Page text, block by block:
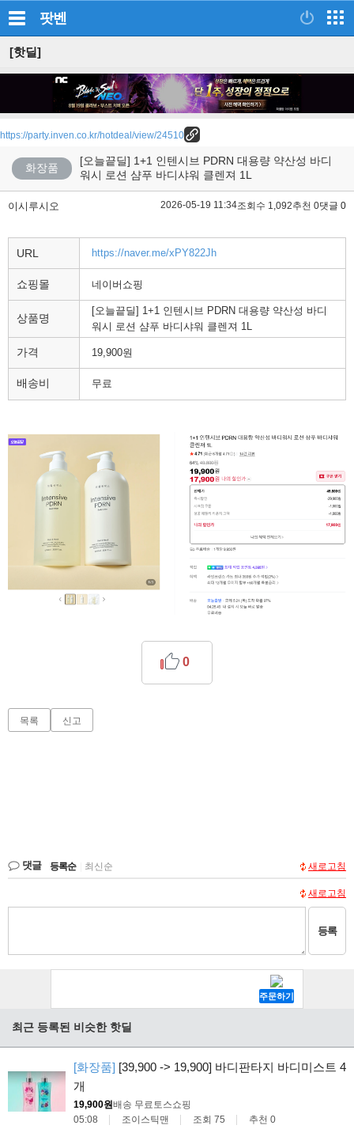
팟벤
[핫딜]
https://party.inven.co.kr/hotdeal/view/24510
화장품
[오늘끝딜] 1+1 인텐시브 PDRN 대용량 약산성 바디
워시 로션 샴푸 바디샤워 클렌져 1L
이시루시오 2026-05-19 11:34조회수 1,092추천 0댓글 0
URL https://naver.me/xPY822Jh
쇼핑몰 네이버쇼핑
상품명
[오늘끝딜] 1+1 인텐시브 PDRN 대용량 약산성 바디
워시 로션 샴푸 바디샤워 클렌져 1L
가격 19,900원
배송비 무료
0
목록 신고
댓글 등록순 최신순 새로고침
새로고침
등록
최근 등록된 비슷한 핫딜
[화장품] [39,900 -> 19,900] 바디판타지 바디미스트 4
개
19,900원배송 무료 토스쇼핑
05:08
조이스틱맨 조회 75 추천 0